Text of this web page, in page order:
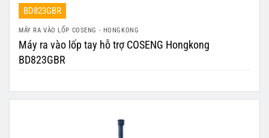
BD823GBR
MÁY RA VÀO LỐP COSENG - HONGKONG
Máy ra vào lốp tay hỗ trợ COSENG Hongkong
BD823GBR